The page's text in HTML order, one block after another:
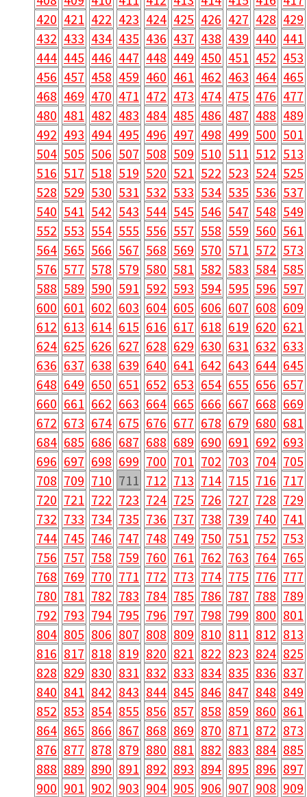
420 421 422 423 424 425 426 427 428 429
432 433 434 435 436 437 438 439 440 441
444 445 446 447 448 449 450 451 452 453
456 457 458 459 460 461 462 463 464 465
468 469 470 471 472 473 474 475 476 477
480 481 482 483 484 485 486 487 488 489
492 493 494 495 496 497 498 499 500 501
504 505 506 507 508 509 510 511 512 513
516 517 518 519 520 521 522 523 524 525
528 529 530 531 532 533 534 535 536 537
540 541 542 543 544 545 546 547 548 549
552 553 554 555 556 557 558 559 560 561
564 565 566 567 568 569 570 571 572 573
576 577 578 579 580 581 582 583 584 585
588 589 590 591 592 593 594 595 596 597
600 601 602 603 604 605 606 607 608 609
612 613 614 615 616 617 618 619 620 621
624 625 626 627 628 629 630 631 632 633
636 637 638 639 640 641 642 643 644 645
648 649 650 651 652 653 654 655 656 657
660 661 662 663 664 665 666 667 668 669
672 673 674 675 676 677 678 679 680 681
684 685 686 687 688 689 690 691 692 693
696 697 698 699 700 701 702 703 704 705
708 709 710 711 712 713 714 715 716 717
720 721 722 723 724 725 726 727 728 729
732 733 734 735 736 737 738 739 740 741
744 745 746 747 748 749 750 751 752 753
756 757 758 759 760 761 762 763 764 765
768 769 770 771 772 773 774 775 776 777
780 781 782 783 784 785 786 787 788 789
792 793 794 795 796 797 798 799 800 801
804 805 806 807 808 809 810 811 812 813
816 817 818 819 820 821 822 823 824 825
828 829 830 831 832 833 834 835 836 837
840 841 842 843 844 845 846 847 848 849
852 853 854 855 856 857 858 859 860 861
864 865 866 867 868 869 870 871 872 873
876 877 878 879 880 881 882 883 884 885
888 889 890 891 892 893 894 895 896 897
900 901 902 903 904 905 906 907 908 909